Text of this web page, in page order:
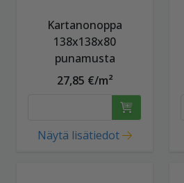
Kartanonoppa
138x138x80
punamusta
27,85 €/m²
Näytä lisätiedot